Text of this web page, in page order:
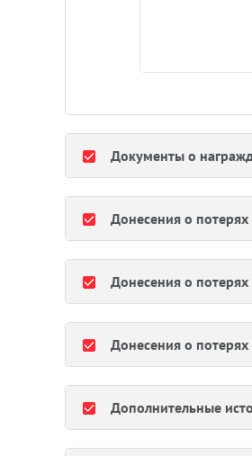
Документы о
Донесения о потерях
Донесения о потерях
Донесения о потерях
Дополнительные